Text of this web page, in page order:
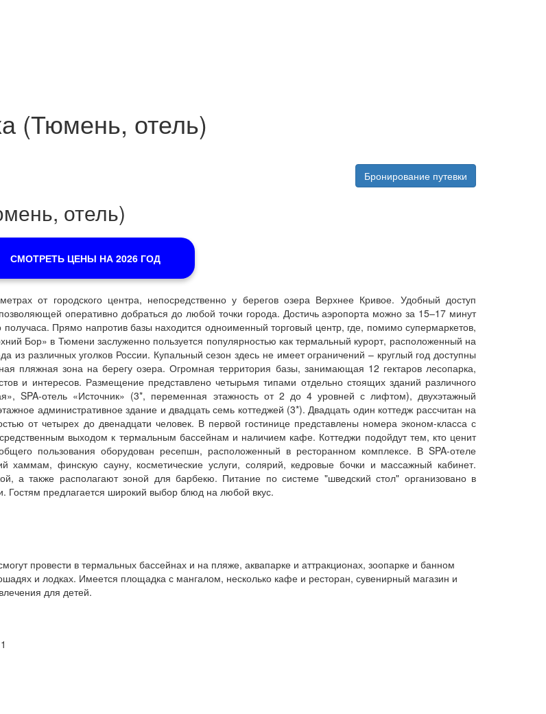
(Тюмень, отель)
Бронирование путевки
отель)
СМОТРЕТЬ ЦЕНЫ НА 2026 ГОД
от городского центра, непосредственно у берегов озера Верхнее Кривое. Удобный доступ
оперативно добраться до любой точки города. Достичь аэропорта можно за 15–17 минут
получаса. Прямо напротив базы находится одноименный торговый центр, где, помимо супермаркетов,
Бор» в Тюмени заслуженно пользуется популярностью как термальный курорт, расположенный на
различных уголков России. Купальный сезон здесь не имеет ограничений – круглый год доступны
пляжная зона на берегу озера. Огромная территория базы, занимающая 12 гектаров лесопарка,
и интересов. Размещение представлено четырьмя типами отдельно стоящих зданий различного
SPA-отель «Источник» (3*, переменная этажность от 2 до 4 уровней с лифтом), двухэтажный
административное здание и двадцать семь коттеджей (3*). Двадцать один коттедж рассчитан на
от четырех до двенадцати человек. В первой гостинице представлены номера эконом-класса с
выходом к термальным бассейнам и наличием кафе. Коттеджи подойдут тем, кто ценит
пользования оборудован ресепшн, расположенный в ресторанном комплексе. В SPA-отеле
хаммам, финскую сауну, косметические услуги, солярий, кедровые бочки и массажный кабинет.
а также располагают зоной для барбекю. Питание по системе "шведский стол" организовано в
предлагается широкий выбор блюд на любой вкус.
провести в термальных бассейнах и на пляже, аквапарке и аттракционах, зоопарке и банном
и лодках. Имеется площадка с мангалом, несколько кафе и ресторан, сувенирный магазин и
для детей.